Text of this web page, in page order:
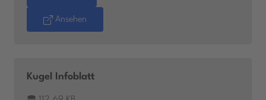
Ansehen
Kugel Infoblatt